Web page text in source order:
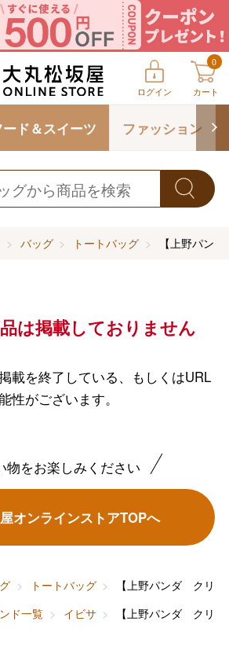
ログイン
0
カート
ード＆スイーツ ファッション
バッグ トートバッグ 【上野パン
は掲載しておりません
載を終了している、もしくはURL
性がございます。
物をお楽しみください
オンラインストアTOPへ
トートバッグ
【上野パンダ クリ
ド一覧 イビサ 【上野パンダ クリ
ビューティー
ベビー＆キッズ
・松坂屋のギフト
お香典返し
快気祝い
タインチョコレート
母の日
父の日
お中元
敬老の日